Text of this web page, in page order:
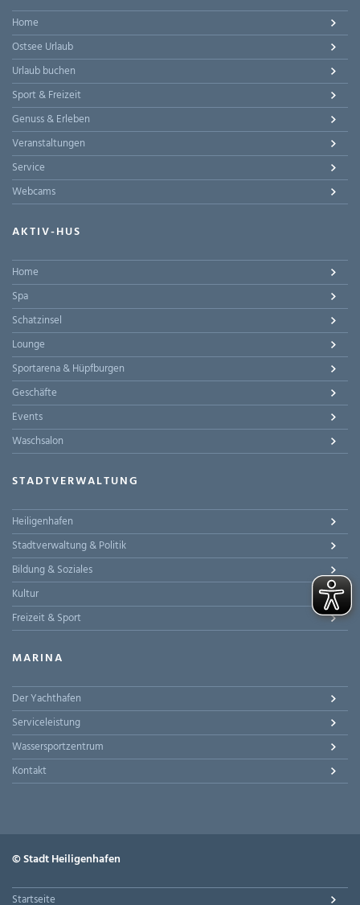
Home
Ostsee Urlaub
Urlaub buchen
Sport & Freizeit
Genuss & Erleben
Veranstaltungen
Service
Webcams
AKTIV-HUS
Home
Spa
Schatzinsel
Lounge
Sportarena & Hüpfburgen
Geschäfte
Events
Waschsalon
STADTVERWALTUNG
Heiligenhafen
Stadtverwaltung & Politik
Bildung & Soziales
Kultur
Freizeit & Sport
MARINA
Der Yachthafen
Serviceleistung
Wassersportzentrum
Kontakt
© Stadt Heiligenhafen
Startseite